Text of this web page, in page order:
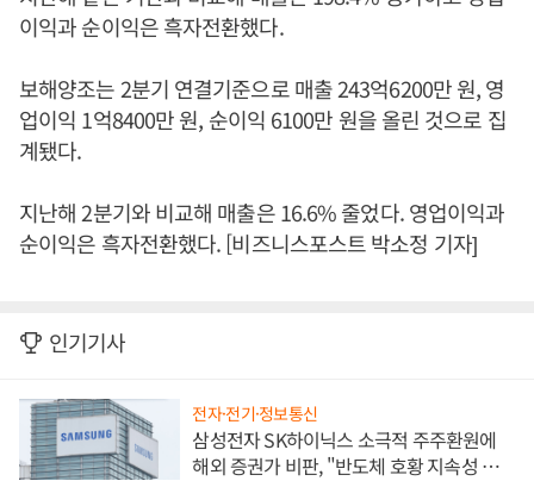
이익과 순이익은 흑자전환했다.
보해양조는 2분기 연결기준으로 매출 243억6200만 원, 영
업이익 1억8400만 원, 순이익 6100만 원을 올린 것으로 집
계됐다.
지난해 2분기와 비교해 매출은 16.6% 줄었다. 영업이익과
순이익은 흑자전환했다. [비즈니스포스트 박소정 기자]
인기기사
전자·전기·정보통신
삼성전자 SK하이닉스 소극적 주주환원에
해외 증권가 비판, "반도체 호황 지속성 의